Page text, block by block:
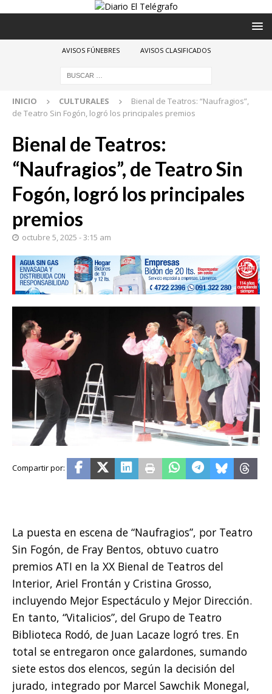
AVISOS FÚNEBRES AVISOS CLASIFICADOS
INICIO CULTURALES
Bienal de Teatros: “Naufragios”,
de Teatro Sin Fogón, logró los principales premios
Bienal de Teatros:
“Naufragios”, de Teatro Sin
Fogón, logró los principales
premios
octubre 5, 2025 - 3:15 am
La puesta en escena de “Naufragios”, por Teatro
Sin Fogón, de Fray Bentos, obtuvo cuatro
premios ATI en la XX Bienal de Teatros del
Interior, Ariel Frontán y Cristina Grosso,
incluyendo Mejor Espectáculo y Mejor Dirección.
En tanto, “Vitalicios”, del Grupo de Teatro
Biblioteca Rodó, de Juan Lacaze logró tres. En
total se entregaron once galardones, sumando
siete estos dos elencos, según la decisión del
jurado, integrado por Marcel Sawchik Monegal,